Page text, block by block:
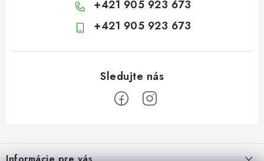
+421 905 923 673
+421 905 923 673